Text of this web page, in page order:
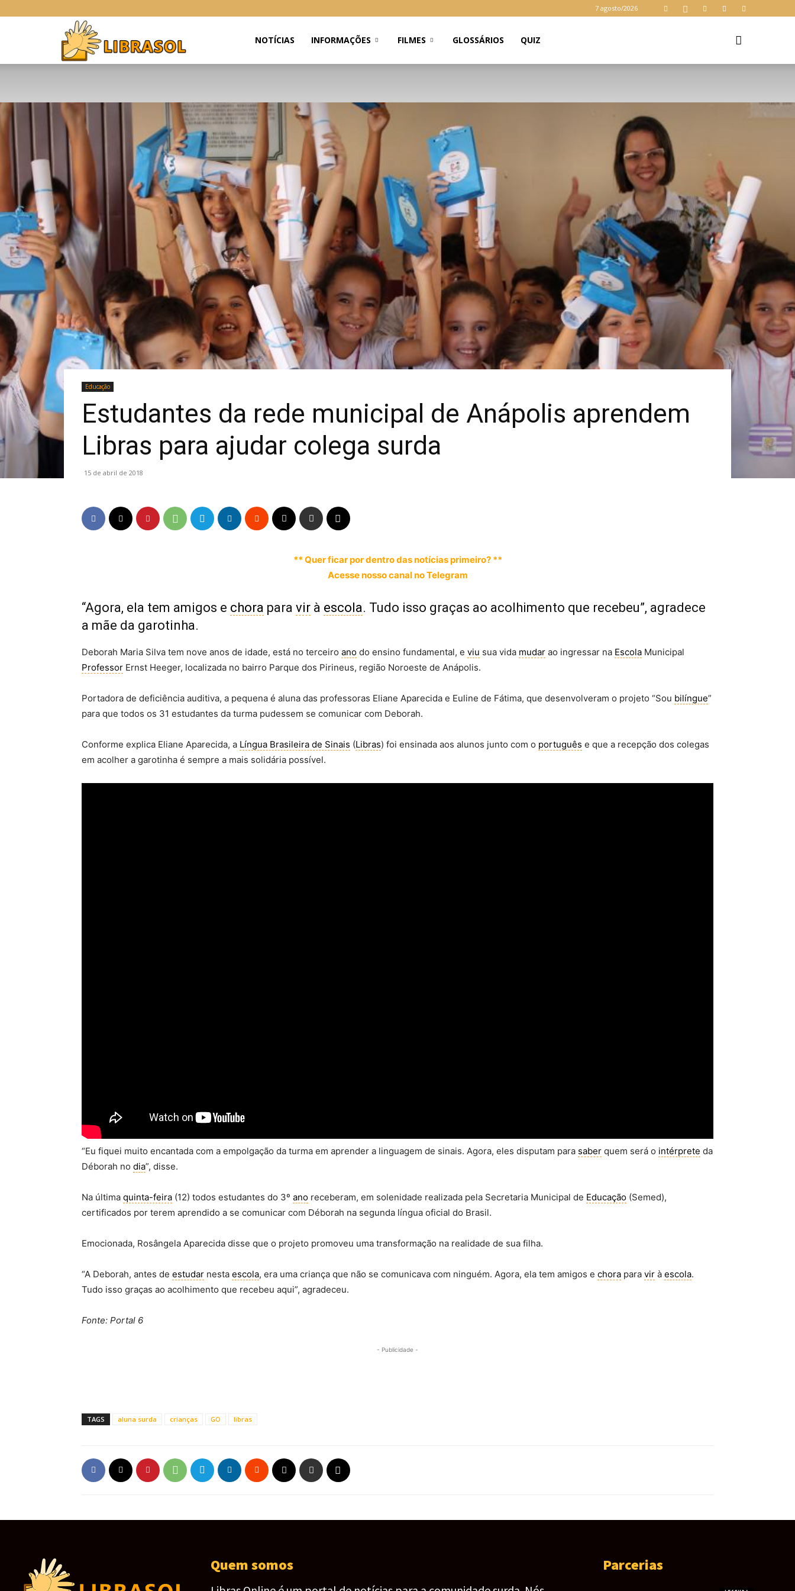
7 agosto/2026
NOTÍCIAS INFORMAÇÕES FILMES GLOSSÁRIOS QUIZ
Educação
Estudantes da rede municipal de Anápolis aprendem
Libras para ajudar colega surda
15 de abril de 2018
** Quer ficar por dentro das notícias primeiro? **
Acesse nosso canal no Telegram
“Agora, ela tem amigos e chora para vir à escola. Tudo isso graças ao acolhimento que recebeu”, agradece
a mãe da garotinha.
Deborah Maria Silva tem nove anos de idade, está no terceiro ano do ensino fundamental, e viu sua vida mudar ao ingressar na Escola Municipal
Professor Ernst Heeger, localizada no bairro Parque dos Pirineus, região Noroeste de Anápolis.
Portadora de deficiência auditiva, a pequena é aluna das professoras Eliane Aparecida e Euline de Fátima, que desenvolveram o projeto “Sou bilíngue”
para que todos os 31 estudantes da turma pudessem se comunicar com Deborah.
Conforme explica Eliane Aparecida, a Língua Brasileira de Sinais (Libras) foi ensinada aos alunos junto com o português e que a recepção dos colegas
em acolher a garotinha é sempre a mais solidária possível.
“Eu fiquei muito encantada com a empolgação da turma em aprender a linguagem de sinais. Agora, eles disputam para saber quem será o intérprete da
Déborah no dia”, disse.
Na última quinta-feira (12) todos estudantes do 3º ano receberam, em solenidade realizada pela Secretaria Municipal de Educação (Semed),
certificados por terem aprendido a se comunicar com Déborah na segunda língua oficial do Brasil.
Emocionada, Rosângela Aparecida disse que o projeto promoveu uma transformação na realidade de sua filha.
“A Deborah, antes de estudar nesta escola, era uma criança que não se comunicava com ninguém. Agora, ela tem amigos e chora para vir à escola.
Tudo isso graças ao acolhimento que recebeu aqui”, agradeceu.
Fonte: Portal 6
- Publicidade -
TAGS aluna surda crianças GO libras
Quem somos Parcerias